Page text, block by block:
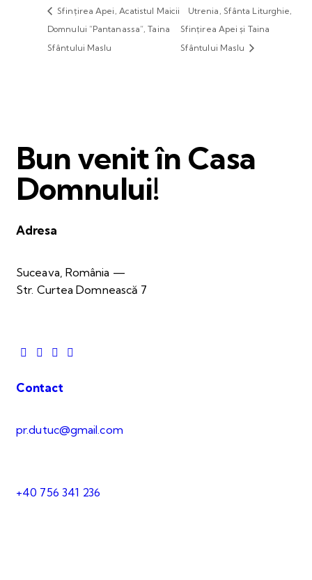
Sfințirea Apei, Acatistul Maicii
Domnului ”Pantanassa”, Taina
Sfântului Maslu
Utrenia, Sfânta Liturghie,
Sfințirea Apei și Taina
Sfântului Maslu
Bun venit în Casa
Domnului!
Adresa
Suceava, România —
Str. Curtea Domnească 7
Contact
pr.dutuc@gmail.com
+40 756 341 236